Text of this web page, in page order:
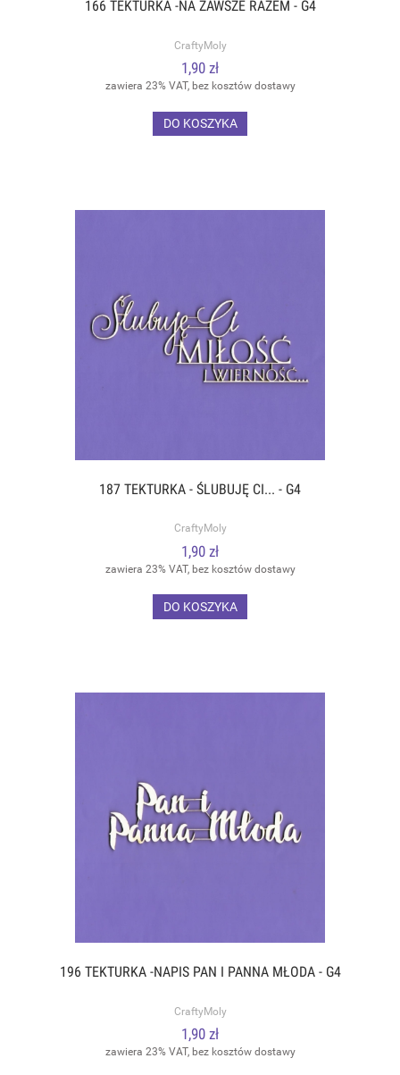
166 TEKTURKA -NA ZAWSZE RAZEM - G4
CraftyMoly
1,90 zł
zawiera 23% VAT, bez kosztów dostawy
DO KOSZYKA
187 TEKTURKA - ŚLUBUJĘ CI... - G4
CraftyMoly
1,90 zł
zawiera 23% VAT, bez kosztów dostawy
DO KOSZYKA
196 TEKTURKA -NAPIS PAN I PANNA MŁODA - G4
CraftyMoly
1,90 zł
zawiera 23% VAT, bez kosztów dostawy